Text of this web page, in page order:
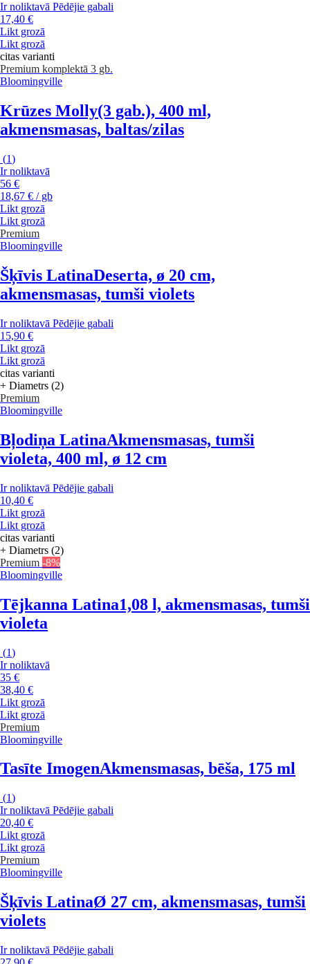
Ir noliktavā Pēdējie gabali
17,40 €
Likt grozā
Likt grozā
citas varianti
Premium komplektā 3 gb.
Bloomingville
Krūzes Molly(3 gab.), 400 ml,
akmensmasas, baltas/zilas
(1)
Ir noliktavā
56 €
18,67 € / gb
Likt grozā
Likt grozā
Premium
Bloomingville
Šķīvis LatinaDeserta, ø 20 cm,
akmensmasas, tumši violets
Ir noliktavā Pēdējie gabali
15,90 €
Likt grozā
Likt grozā
citas varianti
+ Diametrs (2)
Premium
Bloomingville
Bļodiņa LatinaAkmensmasas, tumši
violeta, 400 ml, ø 12 cm
Ir noliktavā Pēdējie gabali
10,40 €
Likt grozā
Likt grozā
citas varianti
+ Diametrs (2)
Premium -8%
Bloomingville
Tējkanna Latina1,08 l, akmensmasas, tumši
violeta
(1)
Ir noliktavā
35 €
38,40 €
Likt grozā
Likt grozā
Premium
Bloomingville
Tasīte ImogenAkmensmasas, bēša, 175 ml
(1)
Ir noliktavā Pēdējie gabali
20,40 €
Likt grozā
Likt grozā
Premium
Bloomingville
Šķīvis LatinaØ 27 cm, akmensmasas, tumši
violets
Ir noliktavā Pēdējie gabali